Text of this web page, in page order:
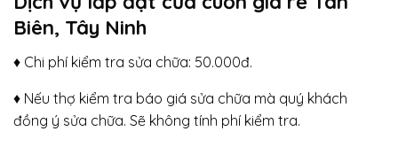
Biên, Tây Ninh
♦ Chi phí kiểm tra sửa chữa: 50.000đ.
♦ Nếu thợ kiểm tra báo giá sửa chữa mà quý khách
đồng ý sửa chữa. Sẽ không tính phí kiểm tra.